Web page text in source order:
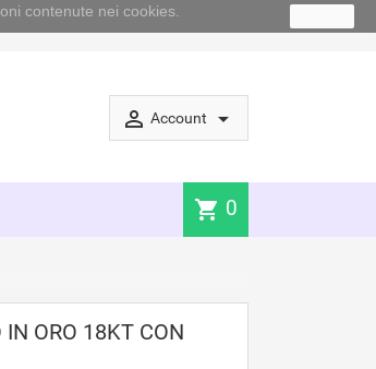
perm_identity Account arrow_drop_down
shopping_cart 0
IN ORO 18KT CON
contenute nei cookies.